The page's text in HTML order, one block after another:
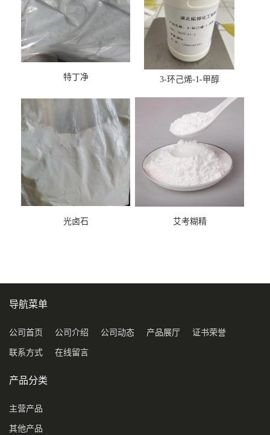
特丁净 3-环己烯-1-甲醇
光卤石 艾考糊精
导航菜单
公司首页 公司介绍 公司动态 产品展厅 证书荣誉
联系方式 在线留言
产品分类
主营产品
其他产品